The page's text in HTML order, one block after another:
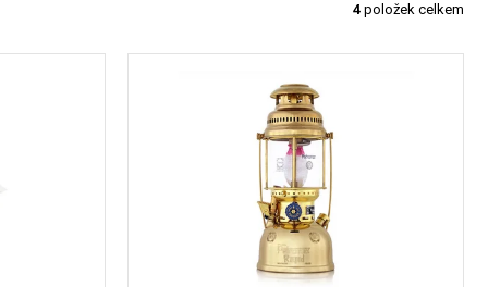
4 položek celkem